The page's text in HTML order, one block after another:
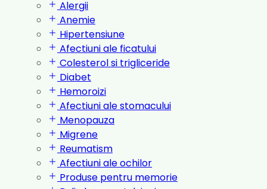
Alergii
Anemie
Hipertensiune
Afectiuni ale ficatului
Colesterol si trigliceride
Diabet
Hemoroizi
Afectiuni ale stomacului
Menopauza
Migrene
Reumatism
Afectiuni ale ochilor
Produse pentru memorie